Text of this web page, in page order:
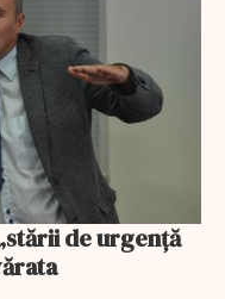
de urgență